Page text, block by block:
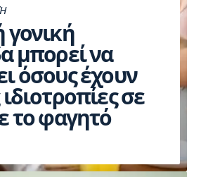
μπορεί να
όσους έχουν
σε
το φαγητό